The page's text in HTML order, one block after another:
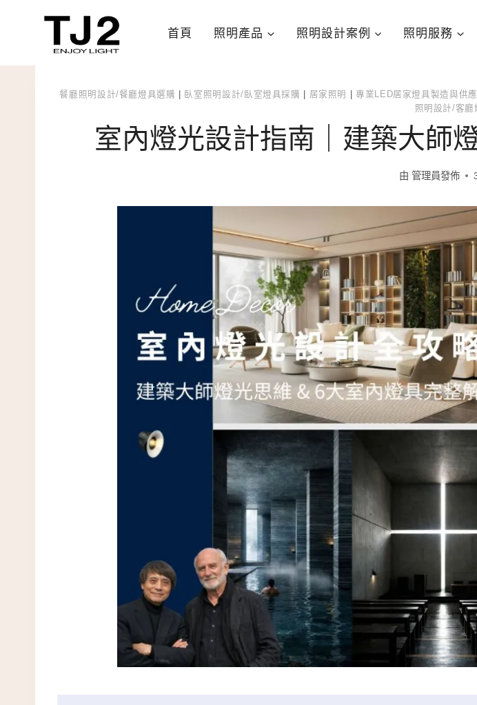
首頁 照明產品 照明設計案例 照明服務
餐廳照明設計/餐廳燈具選購 臥室照明設計/臥室燈具採購 居家照明 專業LED居家燈具製造與供
照明設計/客廳
室內燈光設計指南｜建築大師
由 管理員發佈